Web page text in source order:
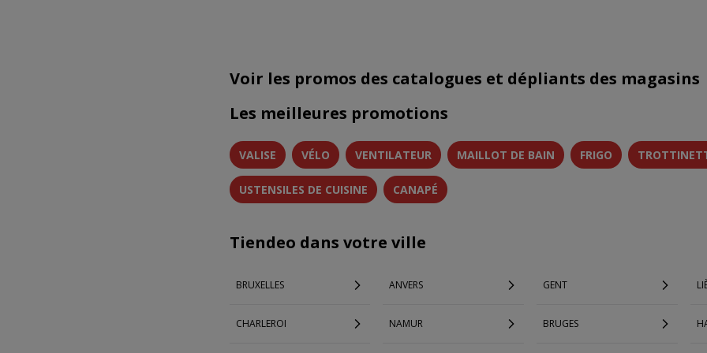
Voir les promos des catalogues et dépliants des magasins
Les meilleures promotions
VALISE VÉLO VENTILATEUR MAILLOT DE BAIN FRIGO
USTENSILES DE CUISINE CANAPÉ
Tiendeo dans votre ville
BRUXELLES ANVERS GENT
CHARLEROI NAMUR BRUGES